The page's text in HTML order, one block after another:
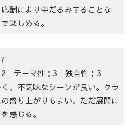
酬により中だるみすることな
楽しめる。
2 テーマ性：3 独自性：3
、不気味なシーンが良い。クラ
盛り上がりもよい。ただ展開に
感じる。